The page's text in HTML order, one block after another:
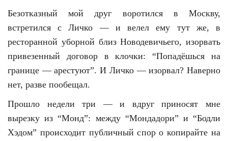
Безотказный мой друг воротился в Москву,
встретился с Личко — и велел ему тут же, в
ресторанной уборной близ Новодевичьего, изорвать
привезенный договор в клочки: “Попадёшься на
границе — арестуют”. И Личко — изорвал? Наверно
нет, разве пообещал.
Прошло недели три — и вдруг приносят мне
вырезку из “Монд”: между “Мондадори” и “Бодли
Хэдом” происходит публичный спор о копирайте на